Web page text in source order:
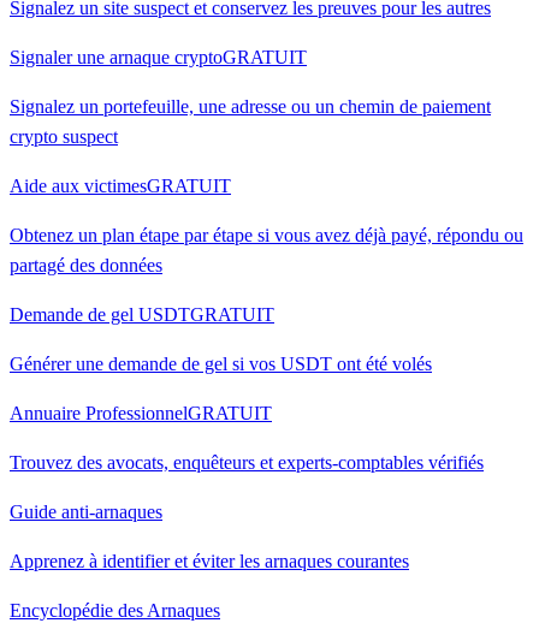
Signalez un site suspect et conservez les preuves pour les autres
Signaler une arnaque cryptoGRATUIT
Signalez un portefeuille, une adresse ou un chemin de paiement
crypto suspect
Aide aux victimesGRATUIT
Obtenez un plan étape par étape si vous avez déjà payé, répondu ou
partagé des données
Demande de gel USDTGRATUIT
Générer une demande de gel si vos USDT ont été volés
Annuaire ProfessionnelGRATUIT
Trouvez des avocats, enquêteurs et experts-comptables vérifiés
Guide anti-arnaques
Apprenez à identifier et éviter les arnaques courantes
Encyclopédie des Arnaques